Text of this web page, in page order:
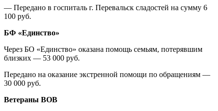
— Передано в госпиталь г. Перевальск сладостей на сумму 6
100 руб.
БФ «Единство»
Через БО «Единство» оказана помощь семьям, потерявшим
близких — 53 000 руб.
Передано на оказание экстренной помощи по обращениям —
30 000 руб.
Ветераны ВОВ